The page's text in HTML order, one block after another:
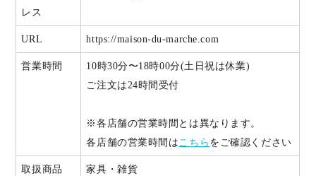
レス
URL https://maison-du-marche.com
営業時間
10時30分〜18時00分(土日祝は休業)
ご注文は24時間受付
※各店舗の営業時間とは異なります。
各店舗の営業時間はこちら をご確認ください
取扱商品 家具・雑貨